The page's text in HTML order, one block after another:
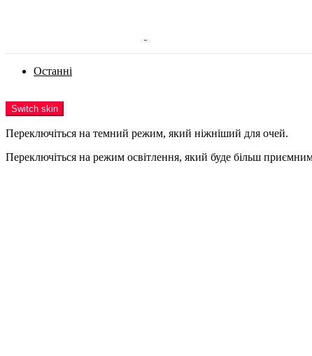
Останні
Switch skin
Переключіться на темний режим, який ніжніший для очей.
Переключіться на режим освітлення, який буде більш